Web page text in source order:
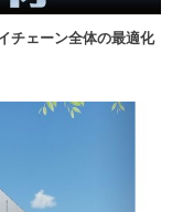
チェーン全体の最適化